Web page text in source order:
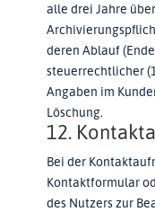
alle drei Jahre
deren Ablauf
steuerrechtlicher
Angaben im
Löschung.
12.
Bei der
Kontaktformular
des Nutzers zur